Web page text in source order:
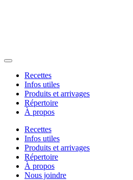
Recettes
Infos utiles
Produits et arrivages
Répertoire
À propos
Recettes
Infos utiles
Produits et arrivages
Répertoire
À propos
Nous joindre